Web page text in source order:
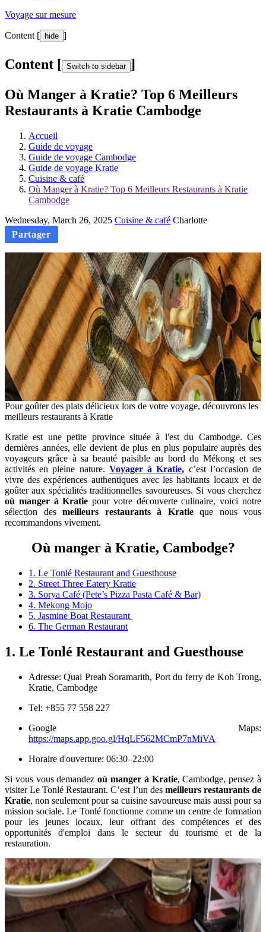
Voyage sur mesure
Content [ hide ]
Content [ Switch to sidebar ]
Où Manger à Kratie? Top 6 Meilleurs
Restaurants à Kratie Cambodge
Accueil
Guide de voyage
Guide de voyage Cambodge
Guide de voyage Kratie
Cuisine & café
Où Manger à Kratie? Top 6 Meilleurs Restaurants à Kratie
Cambodge
Wednesday, March 26, 2025 Cuisine & café Charlotte
Partager
Pour goûter des plats délicieux lors de votre voyage, découvrons les
meilleurs restaurants à Kratie
Kratie est une petite province située à l'est du Cambodge. Ces
dernières années, elle devient de plus en plus populaire auprès des
voyageurs grâce à sa beauté paisible au bord du Mékong et ses
activités en pleine nature. Voyager à Kratie, c’est l’occasion de
vivre des expériences authentiques avec les habitants locaux et de
goûter aux spécialités traditionnelles savoureuses. Si vous cherchez
où manger à Kratie pour votre découverte culinaire, voici notre
sélection des meilleurs restaurants à Kratieque nous vous
recommandons vivement.
Où manger à Kratie, Cambodge?
1. Le Tonlé Restaurant and Guesthouse
2. Street Three Eatery Kratie
3. Sorya Café (Pete’s Pizza Pasta Café & Bar)
4. Mekong Mojo
5. Jasmine Boat Restaurant
6. The German Restaurant
1. Le Tonlé Restaurant and Guesthouse
Adresse: Quai Preah Soramarith, Port du ferry de Koh Trong,
Kratie, Cambodge
Tel: +855 77 558 227
Google Maps:
https://maps.app.goo.gl/HqLF562MCmP7nMiVA
Horaire d'ouverture: 06:30–22:00
Si vous vous demandezoù manger à Kratie, Cambodge, pensez à
visiter Le Tonlé Restaurant. C’est l’un des meilleurs restaurants de
Kratie, non seulement pour sa cuisine savoureuse mais aussi pour sa
mission sociale. Le Tonlé fonctionne comme un centre de formation
pour les jeunes locaux, leur offrant des compétences et des
opportunités d'emploi dans le secteur du tourisme et de la
restauration.